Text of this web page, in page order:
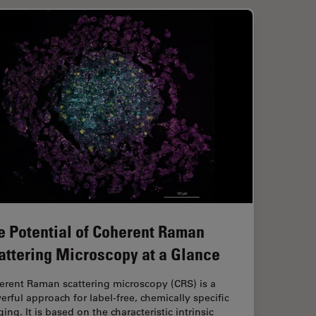
Potential of Coherent Raman
Microscopy at a Glance
Raman scattering microscopy (CRS) is a
approach for label-free, chemically specific
It is based on the characteristic intrinsic